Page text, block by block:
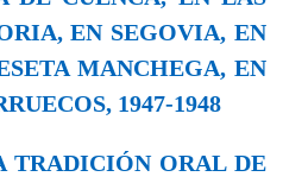
EN SEGOVIA, EN
MANCHEGA, EN
1947-1948
TRADICIÓN ORAL DE